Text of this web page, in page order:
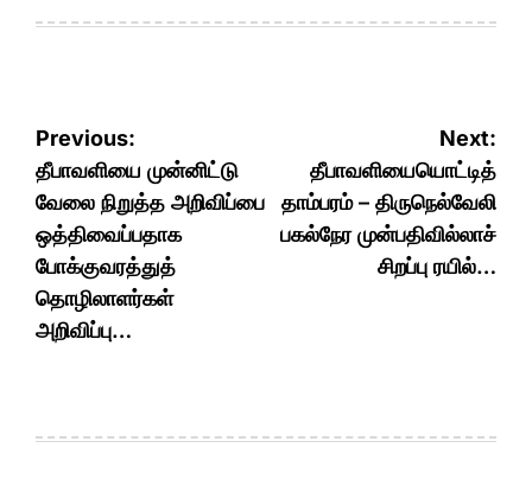
Post
navigation
Previous:
தீபாவளியை முன்னிட்டு
வேலை நிறுத்த அறிவிப்பை
ஒத்திவைப்பதாக
போக்குவரத்துத்
தொழிலாளர்கள்
அறிவிப்பு…
Next:
தீபாவளியையொட்டித்
தாம்பரம் – திருநெல்வேலி
பகல்நேர முன்பதிவில்லாச்
சிறப்பு ரயில்…